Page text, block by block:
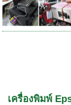
เครื่องพิมพ์